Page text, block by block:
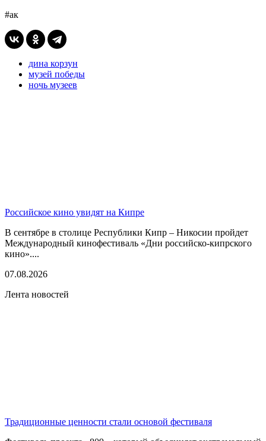
#ак
дина корзун
музей победы
ночь музеев
Российское кино увидят на Кипре
В сентябре в столице Республики Кипр – Никосии пройдет
Международный кинофестиваль «Дни российско-кипрского
кино»....
07.08.2026
Лента новостей
Традиционные ценности стали основой фестиваля